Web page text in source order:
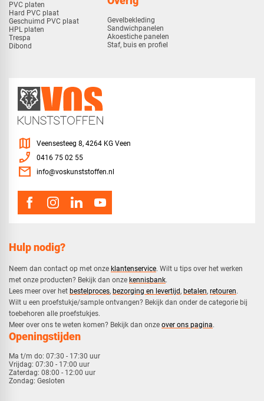
PVC platen
Hard PVC plaat
Geschuimd PVC plaat
HPL platen
Trespa
Dibond
Gevelbekleding
Sandwichpanelen
Akoestiche panelen
Staf, buis en profiel
Hulp nodig?
Neem dan contact op met onze klantenservice. Wilt u tips over het werken
met onze producten? Bekijk dan onze kennisbank.
​Lees meer over het bestelproces, bezorging en levertijd, betalen, retouren.​
​Wilt u een proefstukje/sample ontvangen? Bekijk dan onder de categorie bij
toebehoren alle proefstukjes.
​​Meer over ons te weten komen? Bekijk dan onze over ons pagina.
Openingstijden
Ma t/m do: 07:30 - 17:30 uur
Vrijdag: 07:30 - 17:00 uur
Zaterdag: 08:00 - 12:00 uur
Zondag: Gesloten
map Veensesteeg 8, 4264 KG Veen
phone_enabled 0416 75 02 55
mail info@voskunststoffen.nl